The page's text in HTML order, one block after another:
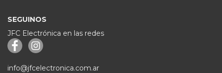
SEGUINOS
JFC Electrónica en las redes
info@jfcelectronica.com.ar